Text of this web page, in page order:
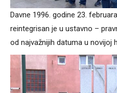
Davne 1996. godine 23.
reintegrisan je u ustavno –
od najvažnijih datuma u novijoj